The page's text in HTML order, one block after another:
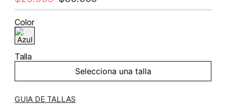
Color
Talla
Selecciona una talla
GUIA DE TALLAS